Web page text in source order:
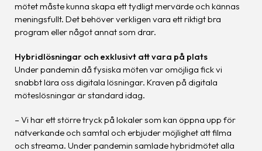
mötet måste kunna skapa ett tydligt mervärde och kännas
meningsfullt. Det behöver verkligen vara ett riktigt bra
program eller något annat som drar.
Hybridlösningar och exklusivt att vara på plats
Under pandemin då fysiska möten var omöjliga fick vi
snabbt lära oss digitala lösningar. Kraven på digitala
möteslösningar är standard idag.
– Vi har ett större tryck på lokaler som kan öppna upp för
nätverkande och samtal och erbjuder möjlighet att filma
och streama. Under pandemin samlade hybridmötet alla